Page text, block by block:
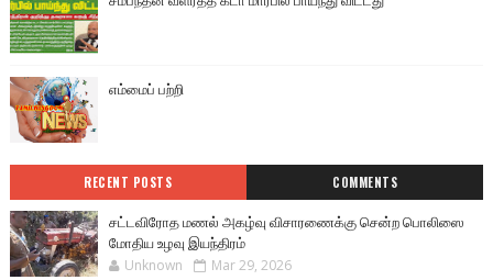
எம்மைப் பற்றி
RECENT POSTS COMMENTS
சட்டவிரோத மணல் அகழ்வு விசாரணைக்கு சென்ற பொலிஸை
மோதிய உழவு இயந்திரம்
Unknown Mar 29, 2026